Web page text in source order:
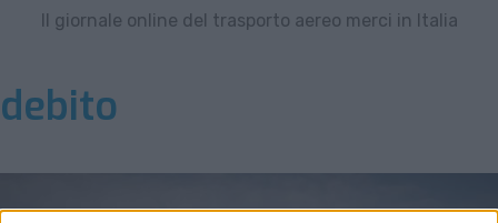
Il giornale online del trasporto aereo merci in Italia
debito